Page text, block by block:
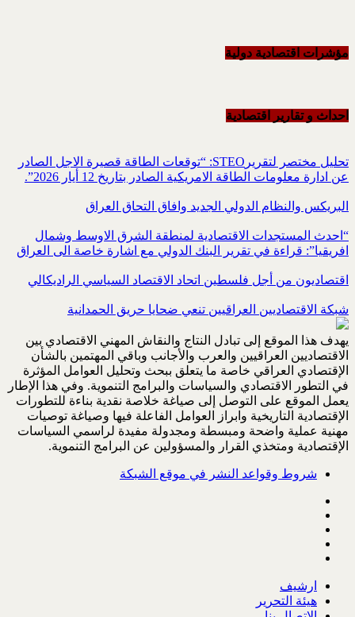
مؤشرات اقتصادية دولية
احداث و تقاریر اقتصادیة
تحليل مختصر لتقريرSTEO‏: “توقعات الطاقة قصيرة الاجل الصادر
عن ادارة معلومات الطاقة الامريكية ‏الصادر بتاريخ 12 أيار 2026”.‏
البريكس والنظام الدولي الجديد وافاق التحاق العراق
“احدث المستجدات الاقتصادية لمنطقة الشرق الاوسط وشمال
افريقيا”: قراءة في تقرير البنك الدولي مع اشارة خاصة الى العراق
اقتصاديون من أجل فلسطين اتحاد الاقتصاد السياسي الراديكالي
شبكة الاقتصاديين العراقيين تنعي ضحايا حريق الحمدانية
يهدف هذا الموقع إلى تبادل النتاج والنقاش المهني الاقتصادي بين
الاقتصاديين العراقيين والعرب والأجانب وباقي المهتمين بالشأن
الإقتصادي العراقي خاصة ما يتعلق ببحث وتحليل العوامل المؤثرة
في التطور الاقتصادي والسياسات والبرامج التنموية. وفي هذا الإطار
يعمل الموقع على التوصل إلى صياغة خلاصة نقدية بناءة للتطورات
الإقتصادية التاريخية وابراز العوامل الفاعلة فيها وصياغة توصيات
مهنية عملية واضحة ومبسطة ومجدولة مفيدة لراسمي السياسات
الإقتصادية ومتخذي القرار والمسؤولين عن البرامج التنموية.
شروط وقواعد النشر في موقع الشبكة
ارشيف
هيئة التحرير